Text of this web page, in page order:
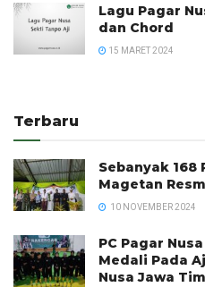
Lagu Pagar
dan Chord
15 MARET 2024
Terbaru
Sebanyak 168
Magetan
10 NOVEMBER 2024
PC Pagar
Medali Pada
Nusa Jawa